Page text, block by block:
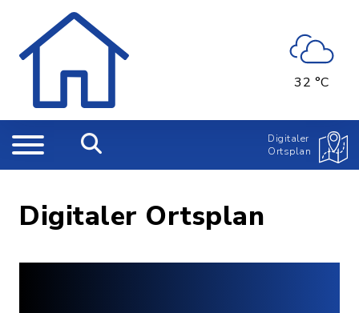
32 °C
Digitaler
Ortsplan
Digitaler Ortsplan